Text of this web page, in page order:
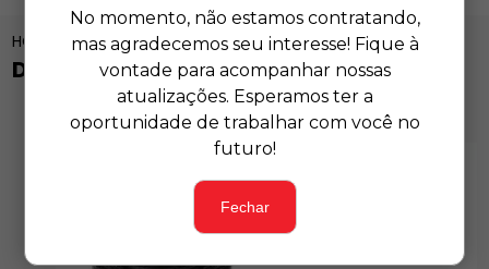
HOME CATEGORIASDISTRIBUIDOR DE SACOS DE LIXO
DISTRIBUIDOR DE SACOS DE LIXO
No momento, não estamos contratando,
mas agradecemos seu interesse! Fique à
vontade para acompanhar nossas
atualizações. Esperamos ter a
oportunidade de trabalhar com você no
futuro!
Fechar